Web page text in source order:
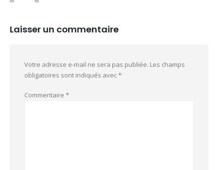
Laisser un commentaire
Votre adresse e-mail ne sera pas publiée. Les champs
obligatoires sont indiqués avec*
Commentaire *